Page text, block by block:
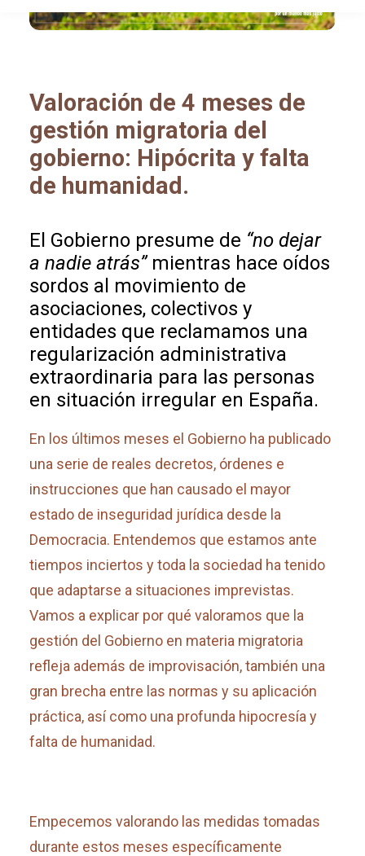
Valoración de 4 meses de
gestión migratoria del
gobierno: Hipócrita y falta
de humanidad.
El Gobierno presume de “no dejar
a nadie atrás”mientras hace oídos
sordos al movimiento de
asociaciones, colectivos y
entidades que reclamamos una
regularización administrativa
extraordinaria para las personas
en situación irregular en España.
En los últimos meses el Gobierno ha publicado
una serie de reales decretos, órdenes e
instrucciones que han causado el mayor
estado de inseguridad jurídica desde la
Democracia. Entendemos que estamos ante
tiempos inciertos y toda la sociedad ha tenido
que adaptarse a situaciones imprevistas.
Vamos a explicar por qué valoramos que la
gestión del Gobierno en materia migratoria
refleja además de improvisación, también una
gran brecha entre las normas y su aplicación
práctica, así como una profunda hipocresía y
falta de humanidad.
Empecemos valorando las medidas tomadas
durante estos meses específicamente